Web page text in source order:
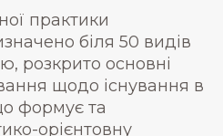
практики
біля 50 видів
розкрито основні
щодо існування в
формує та
орієнтовну